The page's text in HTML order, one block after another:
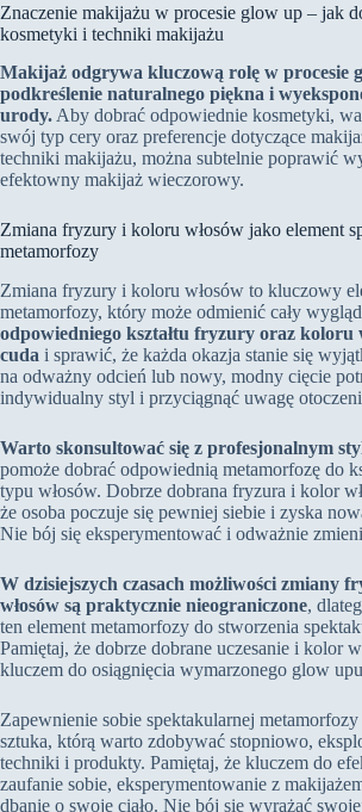
Znaczenie makijażu w procesie glow up – jak
kosmetyki i techniki makijażu
Makijaż odgrywa kluczową rolę w procesie
podkreślenie naturalnego piękna i
urody.Aby dobrać odpowiednie kosmetyki,
swój typ cery oraz preferencje dotyczące
techniki makijażu, można subtelnie poprawić
efektowny makijaż wieczorowy.
Zmiana fryzury i koloru włosów jako element
metamorfozy
Zmiana fryzury i koloru włosów to kluczowy
metamorfozy, który może odmienić cały
odpowiedniego kształtu fryzury oraz koloru
cuda i sprawić, że każda okazja stanie się
na odważny odcień lub nowy, modny cięcie
indywidualny styl i przyciągnąć uwagę
Warto skonsultować się z profesjonalnym
pomoże dobrać odpowiednią metamorfozę do
typu włosów. Dobrze dobrana fryzura i kolor
że osoba poczuje się pewniej siebie i zyska
Nie bój się eksperymentować i odważnie
W dzisiejszych czasach możliwości zmiany
włosów są praktycznie nieograniczone,
ten element metamorfozy do stworzenia
Pamiętaj, że dobrze dobrane uczesanie i kolor
kluczem do osiągnięcia wymarzonego glow
Zapewnienie sobie spektakularnej
sztuka, którą warto zdobywać stopniowo,
techniki i produkty. Pamiętaj, że kluczem do
zaufanie sobie, eksperymentowanie z
dbanie o swoje ciało. Nie bój się wyrażać